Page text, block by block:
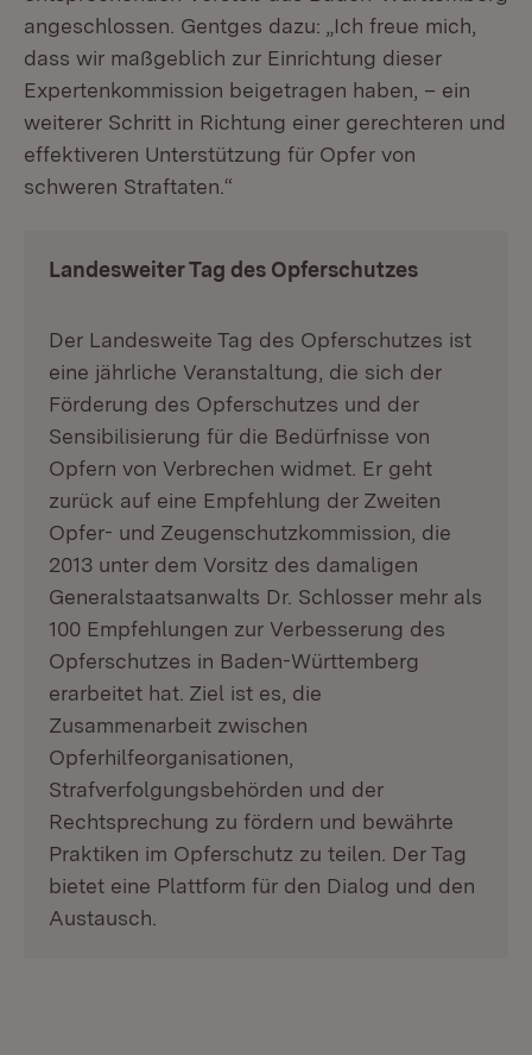
angeschlossen. Gentges dazu: „Ich freue mich,
dass wir maßgeblich zur Einrichtung dieser
Expertenkommission beigetragen haben, – ein
weiterer Schritt in Richtung einer gerechteren und
effektiveren Unterstützung für Opfer von
schweren Straftaten.“
Landesweiter Tag des Opferschutzes
Der Landesweite Tag des Opferschutzes ist
eine jährliche Veranstaltung, die sich der
Förderung des Opferschutzes und der
Sensibilisierung für die Bedürfnisse von
Opfern von Verbrechen widmet. Er geht
zurück auf eine Empfehlung der Zweiten
Opfer- und Zeugenschutzkommission, die
2013 unter dem Vorsitz des damaligen
Generalstaatsanwalts Dr. Schlosser mehr als
100 Empfehlungen zur Verbesserung des
Opferschutzes in Baden-Württemberg
erarbeitet hat. Ziel ist es, die
Zusammenarbeit zwischen
Opferhilfeorganisationen,
Strafverfolgungsbehörden und der
Rechtsprechung zu fördern und bewährte
Praktiken im Opferschutz zu teilen. Der Tag
bietet eine Plattform für den Dialog und den
Austausch.